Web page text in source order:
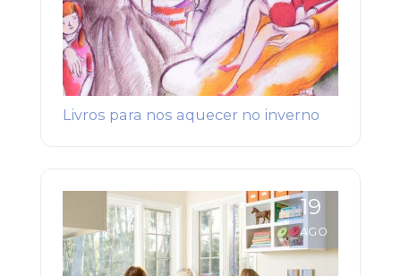
Livros para nos aquecer no inverno
19
AGO